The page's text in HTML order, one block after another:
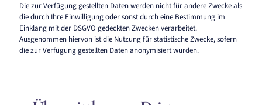
Die zur Verfügung gestellten Daten werden nicht für andere Zwecke als
die durch Ihre Einwilligung oder sonst durch eine Bestimmung im
Einklang mit der DSGVO gedeckten Zwecken verarbeitet.
Ausgenommen hiervon ist die Nutzung für statistische Zwecke, sofern
die zur Verfügung gestellten Daten anonymisiert wurden.